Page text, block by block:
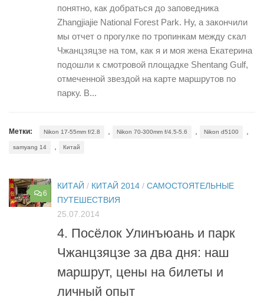
понятно, как добраться до заповедника
Zhangjiajie National Forest Park. Ну, а закончили
мы отчет о прогулке по тропинкам между скал
Чжанцзяцзе на том, как я и моя жена Екатерина
подошли к смотровой площадке Shentang Gulf,
отмеченной звездой на карте маршрутов по
парку. В...
Метки: Nikon 17-55mm f/2.8 Nikon 70-300mm f/4.5-5.6 Nikon d5100
samyang 14 Китай
6
КИТАЙ / КИТАЙ 2014 / САМОСТОЯТЕЛЬНЫЕ
ПУТЕШЕСТВИЯ
25.07.2014
4. Посёлок Улинъюань и парк
Чжанцзяцзе за два дня: наш
маршрут, цены на билеты и
личный опыт